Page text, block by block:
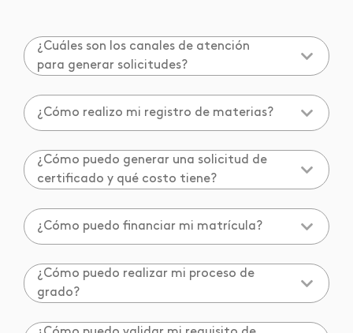
¿Cuáles son los canales de atención
para generar solicitudes?
¿Cómo realizo mi registro de materias?
¿Cómo puedo generar una solicitud de
certificado y qué costo tiene?
¿Cómo puedo financiar mi matrícula?
¿Cómo puedo realizar mi proceso de
grado?